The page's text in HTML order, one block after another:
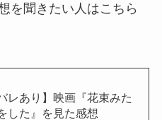
を聞きたい人はこちら
レあり】映画『花束みた
した』を見た感想